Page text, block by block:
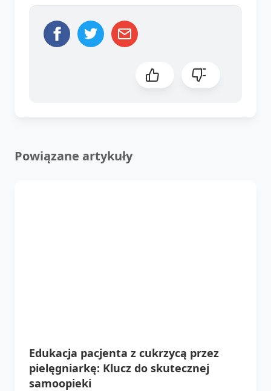
Powiązane artykuły
Edukacja pacjenta z cukrzycą przez
pielęgniarkę: Klucz do skutecznej
samoopieki